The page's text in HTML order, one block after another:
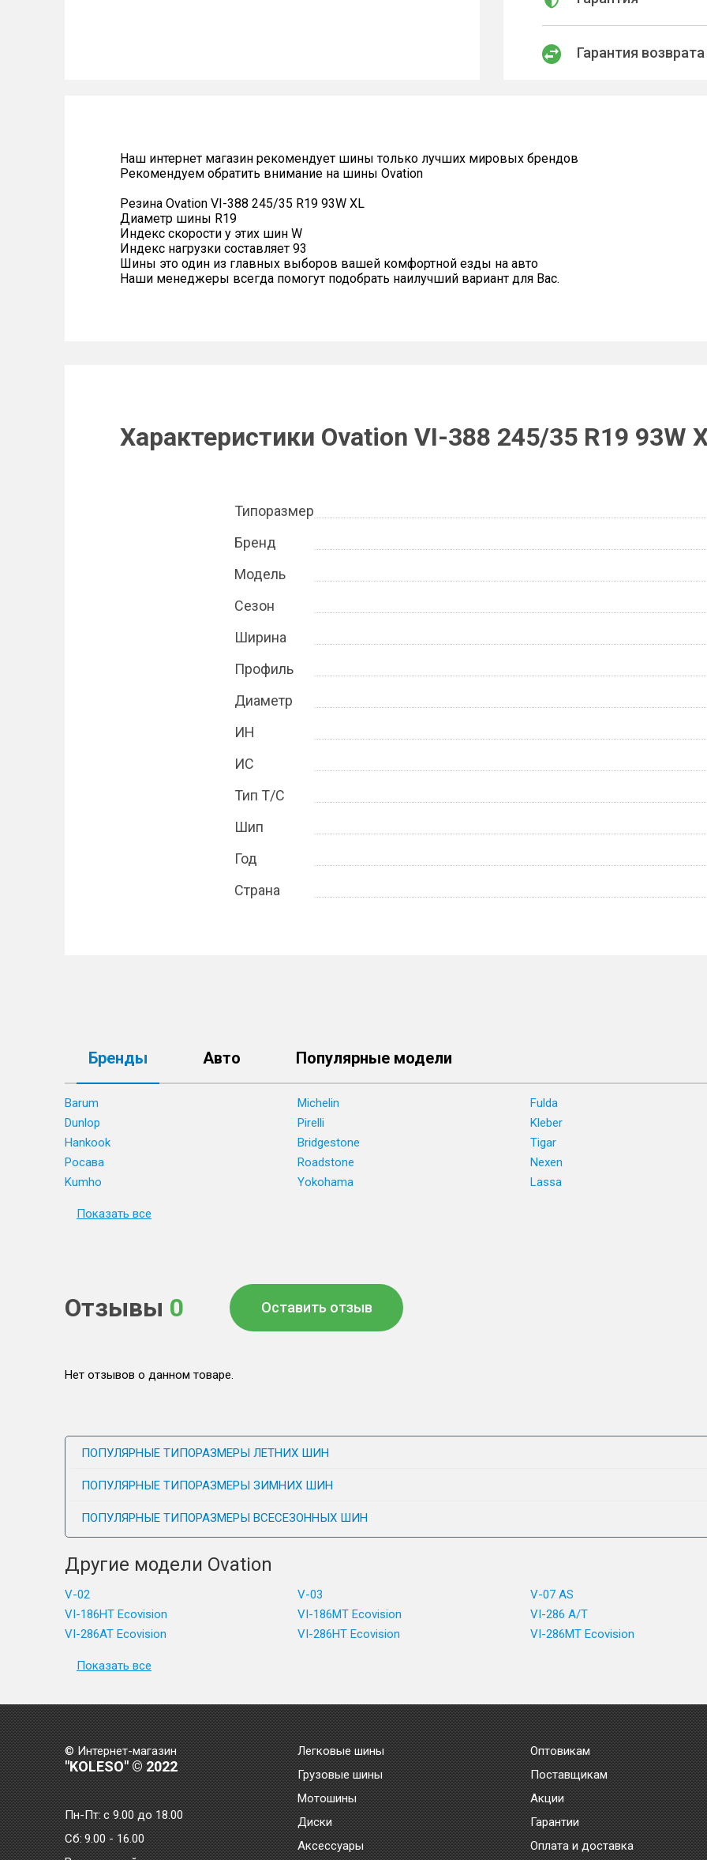
Гарантия возврата
Наш интернет магазин рекомендует шины только лучших мировых брендов
Рекомендуем обратить внимание на шины Ovation
Резина Ovation VI-388 245/35 R19 93W XL
Диаметр шины R19
Индекс скорости у этих шин W
Индекс нагрузки составляет 93
Шины это один из главных выборов вашей комфортной езды на авто
Наши менеджеры всегда помогут подобрать наилучший вариант для Вас.
Характеристики Ovation VI-388 245/35 R19 93W
Типоразмер
Бренд
Модель
Сезон
Ширина
Профиль
Диаметр
ИН
ИС
Тип Т/С
Шип
Год
Страна
Бренды Авто Популярные модели
Barum Michelin
Fulda
Dunlop
Pirelli
Kleber
Hankook
Bridgestone
Tigar
Росава
Roadstone
Nexen
Kumho
Yokohama Lassa
Показать все
Отзывы 0 Оставить отзыв
Нет отзывов о данном товаре.
ПОПУЛЯРНЫЕ ТИПОРАЗМЕРЫ ЛЕТНИХ ШИН
ПОПУЛЯРНЫЕ ТИПОРАЗМЕРЫ ЗИМНИХ ШИН
ПОПУЛЯРНЫЕ ТИПОРАЗМЕРЫ ВСЕСЕЗОННЫХ ШИН
Другие модели Ovation
V-02 V-03
V-07 AS
VI-186HT Ecovision
VI-186MT Ecovision
VI-286 A/T
VI-286AT Ecovision
VI-286HT Ecovision VI-286MT Ecovision
Показать все
© Интернет-магазин
"KOLESO" © 2022
Пн-Пт:с 9.00 до 18.00
Сб: 9.00 - 16.00
Легковые шины
Грузовые шины
Мотошины
Диски
Аксессуары
Оптовикам
Поставщикам
Акции
Гарантии
Оплата и доставка